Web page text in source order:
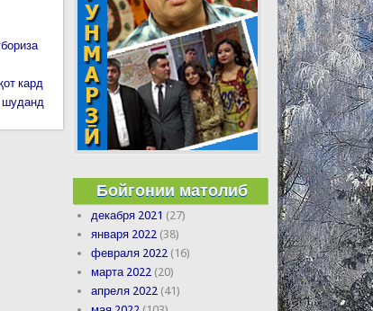
кард
шуданд
Бойгонии матолиб
декабря 2021 (27)
января 2022 (38)
февраля 2022 (16)
марта 2022 (20)
апреля 2022 (41)